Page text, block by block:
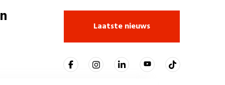
Laatste nieuws